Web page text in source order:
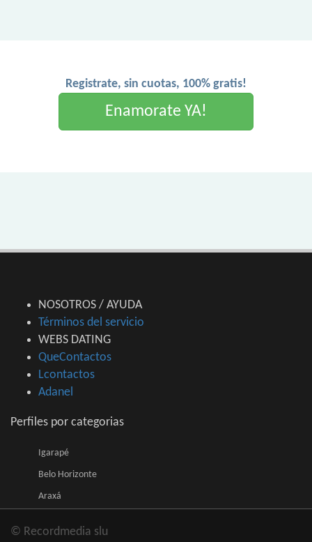
Registrate, sin cuotas, 100% gratis!
Enamorate YA!
NOSOTROS / AYUDA
Términos del servicio
WEBS DATING
QueContactos
Lcontactos
Adanel
Perfiles por categorias
Igarapé
Belo Horizonte
Araxá
© Recordmedia slu